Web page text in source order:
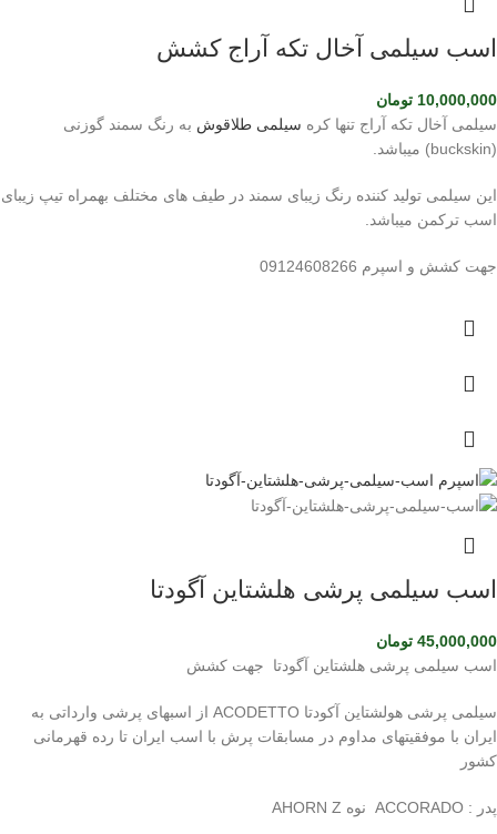
اسب سیلمی آخال تکه آراج کشش
10,000,000 تومان
سیلمی آخال تکه آراج تنها کره سیلمی طلاقوش به رنگ سمند گوزنی
(buckskin) میباشد.
این سیلمی تولید کننده رنگ زیبای سمند در طیف های مختلف بهمراه تیپ زیبای
اسب ترکمن میباشد.
جهت کشش و اسپرم 09124608266
اسب سیلمی پرشی هلشتاین آگودتا
45,000,000 تومان
اسب سیلمی پرشی هلشتاین آگودتا جهت کشش
سیلمی پرشی هولشتاین آکودتا ACODETTO از اسبهای پرشی وارداتی به
ایران با موفقیتهای مداوم در مسابقات پرش با اسب ایران تا رده قهرمانی
کشور
پدر : ACCORADO نوه AHORN Z